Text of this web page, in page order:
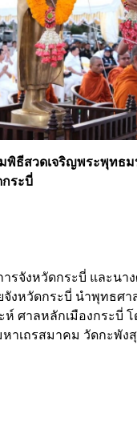
ธีสวดเจริญพระพุทธม
ระบี่
รจังหวัดกระบี่ และน
งหวัดกระบี่ นำพุทธศ
ศาลหลักเมืองกระบี่
เถรสมาคม วัดกะพัง